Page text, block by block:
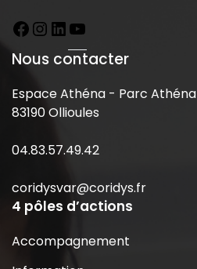
Nous contacter
Espace Athéna - Parc Athéna
83190 Ollioules
04.83.57.49.42
coridysvar@coridys.fr
4 pôles d’actions
Accompagnement